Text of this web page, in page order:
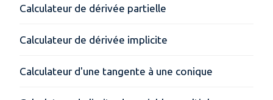
Calculateur de dérivée partielle
Calculateur de dérivée implicite
Calculateur d'une tangente à une conique